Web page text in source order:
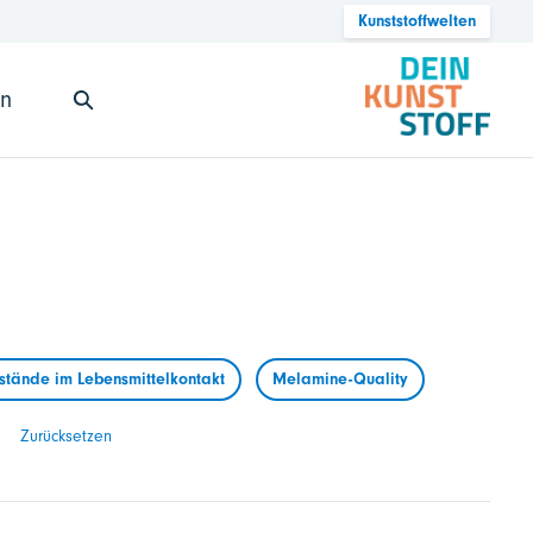
Kunststoffwelten
im Lebensmittelkontakt Melamine-Quality
Zurücksetzen